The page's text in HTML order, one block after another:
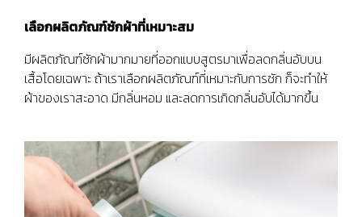
เลือกผลิตภัณฑ์ซักผ้าที่เหมาะสม
มีผลิตภัณฑ์ซักผ้ามากมายที่ออกแบบสูตรมาเพื่อลดกลิ่นอับบน
เสื้อโดยเฉพาะ ถ้าเราเลือกผลิตภัณฑ์ที่เหมาะกับการซัก ก็จะทำให้
ผ้าของเราสะอาด มีกลิ่นหอม และลดการเกิดกลิ่นอับได้มากขึ้น